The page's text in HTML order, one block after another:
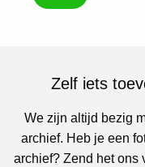
Zelf iets
We zijn altijd bezig
archief. Heb je een
archief? Zend het ons